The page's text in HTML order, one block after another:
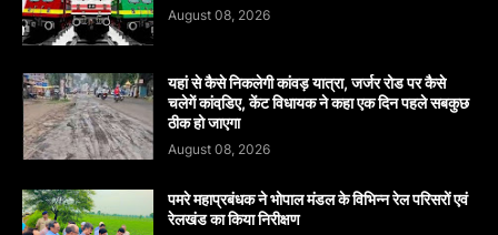
August 08, 2026
यहां से कैसे निकलेगी कांवड़ यात्रा, जर्जर रोड पर कैसे
चलेगें कांवडि़ए, केंट विधायक ने कहा एक दिन पहले सबकुछ
ठीक हो जाएगा
August 08, 2026
पमरे महाप्रबंधक ने भोपाल मंडल के विभिन्न रेल परिसरों एवं
रेलखंड का किया निरीक्षण